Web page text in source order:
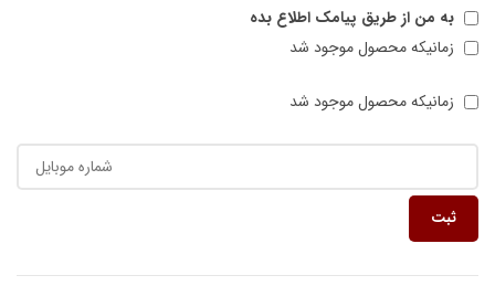
به من از طریق پیامک اطلاع بده
زمانیکه محصول موجود شد
زمانیکه محصول موجود شد
ثبت